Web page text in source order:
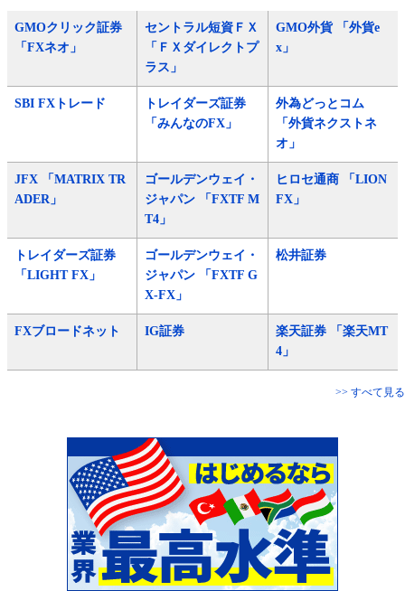
GMOクリック証券
「FXネオ」
セントラル短資ＦＸ
「ＦＸダイレクトプ
ラス」
GMO外貨 「外貨e
x」
SBI FXトレード
トレイダーズ証券
「みんなのFX」
外為どっとコム
「外貨ネクストネ
オ」
JFX 「MATRIX TR
ADER」
ゴールデンウェイ・
ジャパン 「FXTF M
T4」
ヒロセ通商 「LION
FX」
トレイダーズ証券
「LIGHT FX」
ゴールデンウェイ・
ジャパン 「FXTF G
X-FX」
松井証券
FXブロードネット IG証券
楽天証券 「楽天MT
4」
>> すべて見る